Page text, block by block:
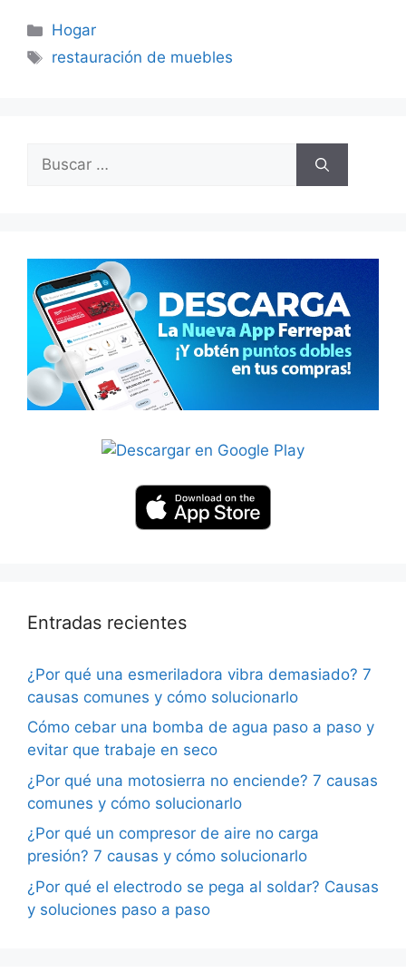
Categorías
Hogar
Etiquetas
restauración de muebles
Buscar:
Entradas recientes
¿Por qué una esmeriladora vibra demasiado? 7
causas comunes y cómo solucionarlo
Cómo cebar una bomba de agua paso a paso y
evitar que trabaje en seco
¿Por qué una motosierra no enciende? 7 causas
comunes y cómo solucionarlo
¿Por qué un compresor de aire no carga
presión? 7 causas y cómo solucionarlo
¿Por qué el electrodo se pega al soldar? Causas
y soluciones paso a paso